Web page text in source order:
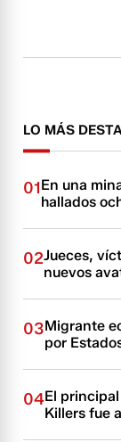
LO MÁS
01En una
hallados
02Jueces,
nuevos
03Migrante
por
04El
Killers fue